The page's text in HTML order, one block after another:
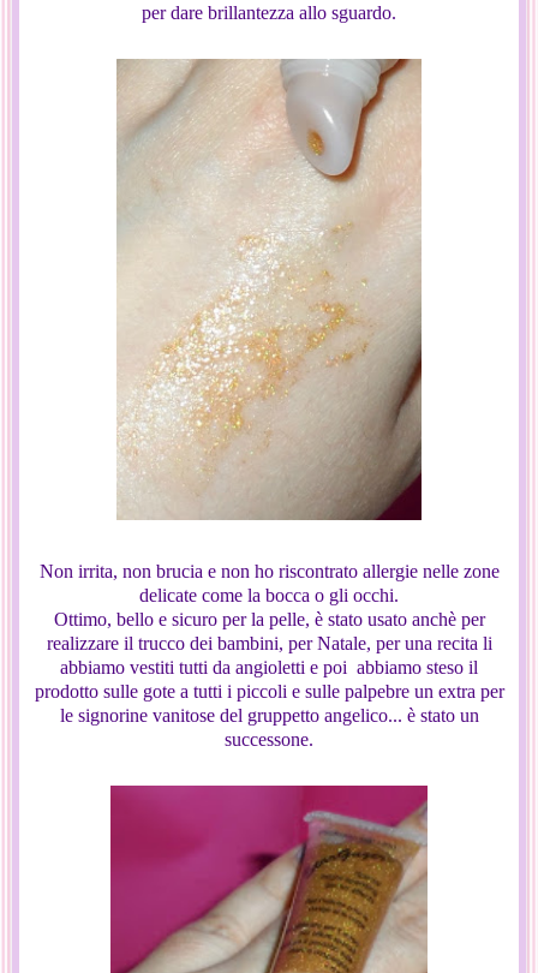
per dare brillantezza allo sguardo.
Non irrita, non brucia e non ho riscontrato allergie nelle zone
delicate come la bocca o gli occhi.
Ottimo, bello e sicuro per la pelle, è stato usato anchè per
realizzare il trucco dei bambini, per Natale, per una recita li
abbiamo vestiti tutti da angioletti e poi abbiamo steso il
prodotto sulle gote a tutti i piccoli e sulle palpebre un extra per
le signorine vanitose del gruppetto angelico... è stato un
successone.